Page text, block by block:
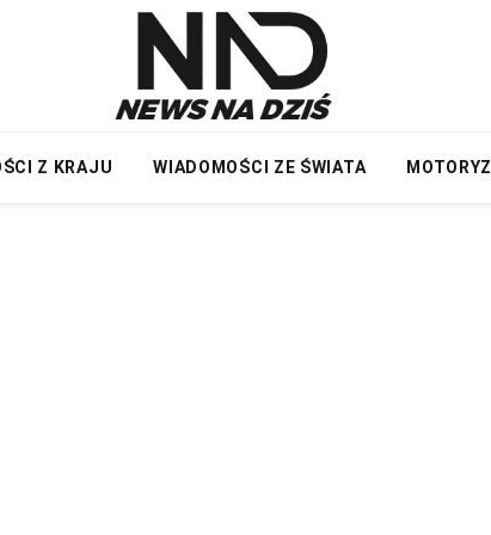
Z KRAJU WIADOMOŚCI ZE ŚWIATA